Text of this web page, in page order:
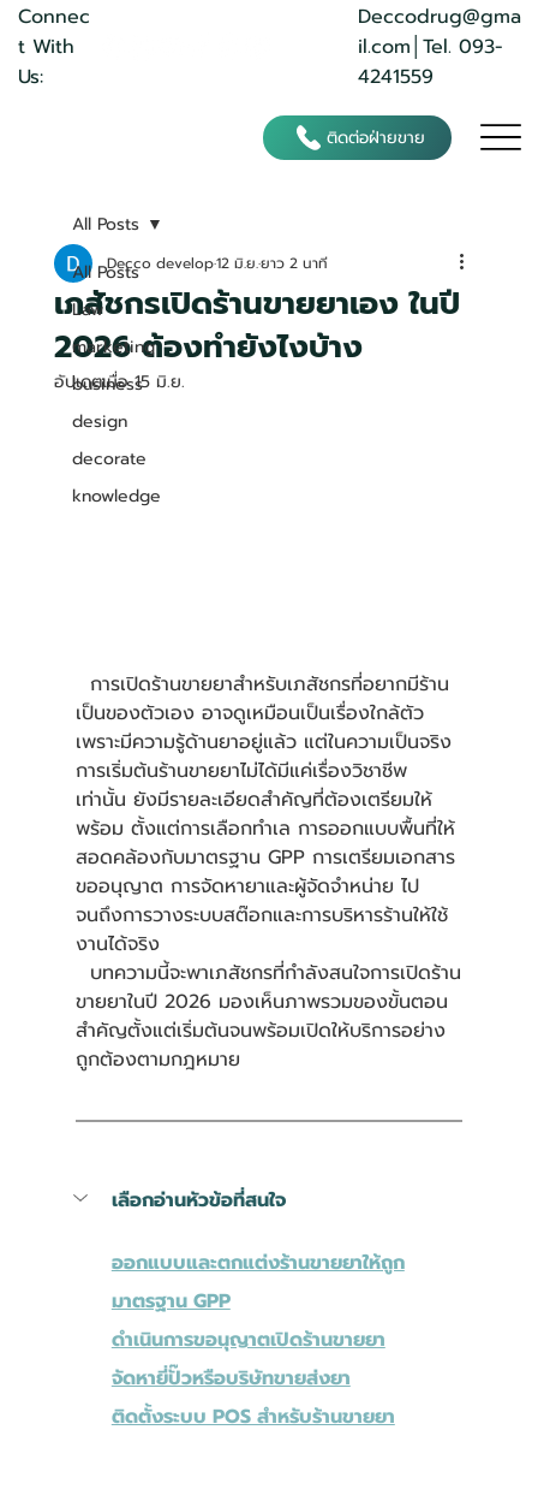
Connec
t With
Us:
Deccodrug@gma
il.com │Tel. 093-
4241559
ติดต่อฝ่ายขาย
All Posts
Law
marketing
business
design
decorate
knowledge
All Posts
เภสัชกรเปิดร้านขายยาเอง ในปี
2026 ต้องทำยังไงบ้าง
Decco develop12 มิ.ย.ยาว 2 นาที
อัปเดตเมื่อ15 มิ.ย.
เป็นของตัวเอง อาจดูเหมือนเป็นเรื่องใกล้ตัว
เพราะมีความรู้ด้านยาอยู่แล้ว แต่ในความเป็นจริง
การเริ่มต้นร้านขายยาไม่ได้มีแค่เรื่องวิชาชีพ
เท่านั้น ยังมีรายละเอียดสำคัญที่ต้องเตรียมให้
พร้อม ตั้งแต่การเลือกทำเล การออกแบบพื้นที่ให้
สอดคล้องกับมาตรฐาน GPP การเตรียมเอกสาร
ขออนุญาต การจัดหายาและผู้จัดจำหน่าย ไป
จนถึงการวางระบบสต๊อกและการบริหารร้านให้ใช้
งานได้จริง
ขายยาในปี 2026 มองเห็นภาพรวมของขั้นตอน
สำคัญตั้งแต่เริ่มต้นจนพร้อมเปิดให้บริการอย่าง
ถูกต้องตามกฎหมาย
เลือกอ่านหัวข้อที่สนใจ
ออกแบบและตกแต่งร้านขายยาให้ถูก
มาตรฐาน GPP
ดำเนินการขอนุญาตเปิดร้านขายยา
จัดหายี่ปั๊วหรือบริษัทขายส่งยา
ติดตั้งระบบ POS สำหรับร้านขายยา